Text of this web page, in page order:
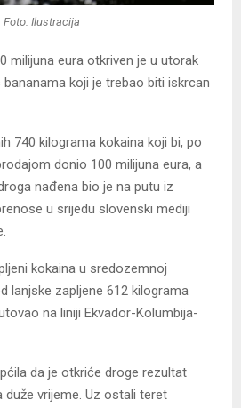
Foto: Ilustracija
milijuna eura otkriven je u utorak
koji je trebao biti iskrcan
740 kilograma kokaina koji bi, po
donio 100 milijuna eura, a
nađena bio je na putu iz
u srijedu slovenski mediji
kokaina u sredozemnoj
lanjske zapljene 612 kilograma
na liniji Ekvador-Kolumbija-
da je otkriće droge rezultat
duže vrijeme. Uz ostali teret